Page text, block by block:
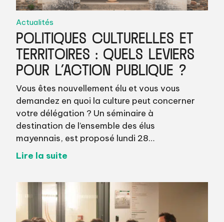
Actualités
POLITIQUES CULTURELLES ET
TERRITOIRES : QUELS LEVIERS
POUR L’ACTION PUBLIQUE ?
Vous êtes nouvellement élu et vous vous
demandez en quoi la culture peut concerner
votre délégation ? Un séminaire à
destination de l’ensemble des élus
mayennais, est proposé lundi 28…
Lire la suite